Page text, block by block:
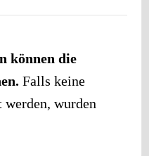
können die
Falls keine
wurden